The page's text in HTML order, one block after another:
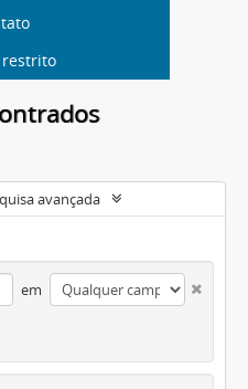
restrito
avançada
em